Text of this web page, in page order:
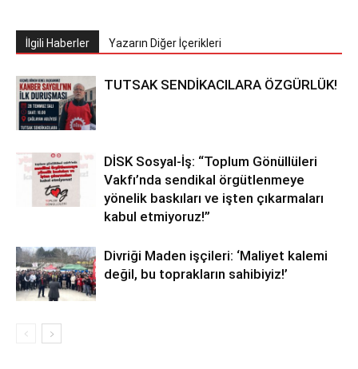
İlgili Haberler Yazarın Diğer İçerikleri
TUTSAK SENDİKACILARA ÖZGÜRLÜK!
DİSK Sosyal-İş: “Toplum Gönüllüleri
Vakfı’nda sendikal örgütlenmeye
yönelik baskıları ve işten çıkarmaları
kabul etmiyoruz!”
Divriği Maden işçileri: ‘Maliyet kalemi
değil, bu toprakların sahibiyiz!’